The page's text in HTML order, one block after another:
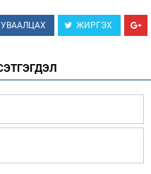
ЖИРГЭХ